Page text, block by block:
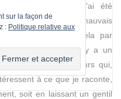
Mais bien sûr, j’ai été
c’est tombé à un mauvais
je traite tout cela par
que je sais qu’il y a un
des milliers de visiteurs qui,
à ce que je raconte,
soit en laissant un gentil
sur la façon de
: Politique relative aux